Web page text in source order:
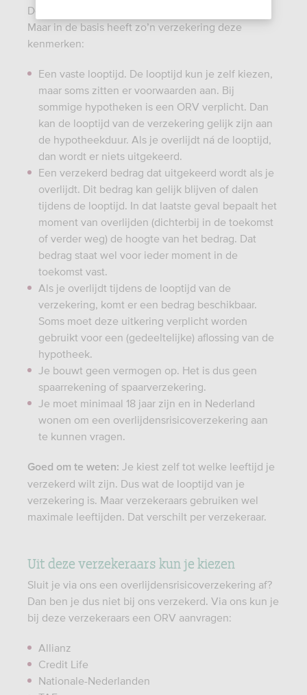
De voorwaarden van ORV’s kunnen verschillen.
Maar in de basis heeft zo’n verzekering deze
kenmerken:
Een vaste looptijd. De looptijd kun je zelf kiezen,
maar soms zitten er voorwaarden aan. Bij
sommige hypotheken is een ORV verplicht. Dan
kan de looptijd van de verzekering gelijk zijn aan
de hypotheekduur. Als je overlijdt ná de looptijd,
dan wordt er niets uitgekeerd.
Een verzekerd bedrag dat uitgekeerd wordt als je
overlijdt. Dit bedrag kan gelijk blijven of dalen
tijdens de looptijd. In dat laatste geval bepaalt het
moment van overlijden (dichterbij in de toekomst
of verder weg) de hoogte van het bedrag. Dat
bedrag staat wel voor ieder moment in de
toekomst vast.
Als je overlijdt tijdens de looptijd van de
verzekering, komt er een bedrag beschikbaar.
Soms moet deze uitkering verplicht worden
gebruikt voor een (gedeeltelijke) aflossing van de
hypotheek.
Je bouwt geen vermogen op. Het is dus geen
spaarrekening of spaarverzekering.
Je moet minimaal 18 jaar zijn en in Nederland
wonen om een overlijdensrisicoverzekering aan
te kunnen vragen.
Goed om te weten: Je kiest zelf tot welke leeftijd je
verzekerd wilt zijn. Dus wat de looptijd van je
verzekering is. Maar verzekeraars gebruiken wel
maximale leeftijden. Dat verschilt per verzekeraar.
Uit deze verzekeraars kun je kiezen
Sluit je via ons een overlijdensrisicoverzekering af?
Dan ben je dus niet bij ons verzekerd. Via ons kun je
bij deze verzekeraars een ORV aanvragen:
Allianz
Credit Life
Nationale-Nederlanden